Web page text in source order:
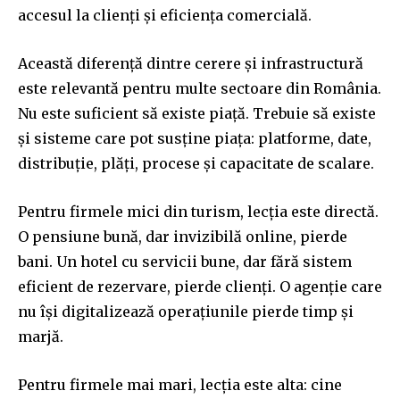
accesul la clienți și eficiența comercială.
Această diferență dintre cerere și infrastructură
este relevantă pentru multe sectoare din România.
Nu este suficient să existe piață. Trebuie să existe
și sisteme care pot susține piața: platforme, date,
distribuție, plăți, procese și capacitate de scalare.
Pentru firmele mici din turism, lecția este directă.
O pensiune bună, dar invizibilă online, pierde
bani. Un hotel cu servicii bune, dar fără sistem
eficient de rezervare, pierde clienți. O agenție care
nu își digitalizează operațiunile pierde timp și
marjă.
Pentru firmele mai mari, lecția este alta: cine